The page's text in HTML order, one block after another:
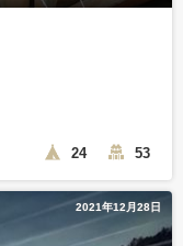
24 53
2021年12月28日